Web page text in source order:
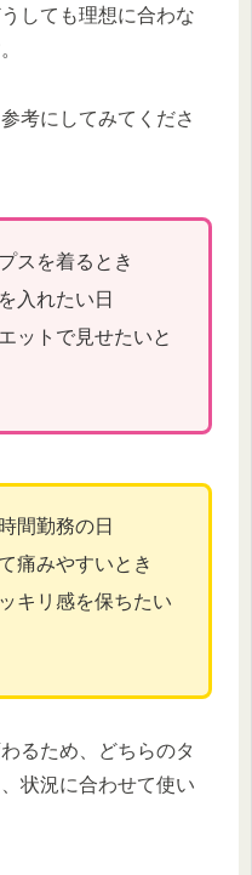
しても理想に合わな
考にしてみてくださ
スを着るとき
入れたい日
ットで見せたいと
間勤務の日
痛みやすいとき
キリ感を保ちたい
るため、どちらのタ
状況に合わせて使い